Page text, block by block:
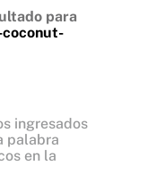
para
ingresados
palabra
en la